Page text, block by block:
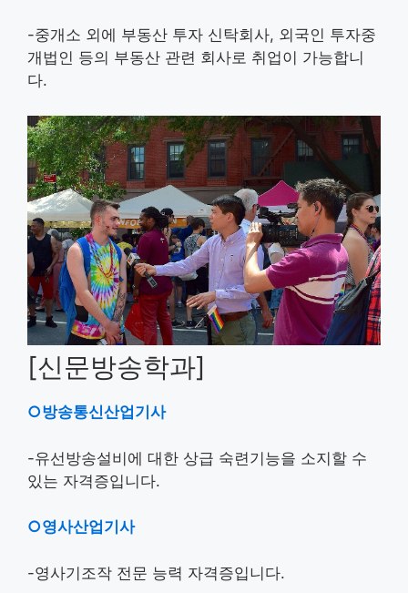
-중개소 외에 부동산 투자 신탁회사, 외국인 투자중
개법인 등의 부동산 관련 회사로 취업이 가능합니
다.
[신문방송학과]
○방송통신산업기사
-유선방송설비에 대한 상급 숙련기능을 소지할 수
있는 자격증입니다.
○영사산업기사
-영사기조작 전문 능력 자격증입니다.